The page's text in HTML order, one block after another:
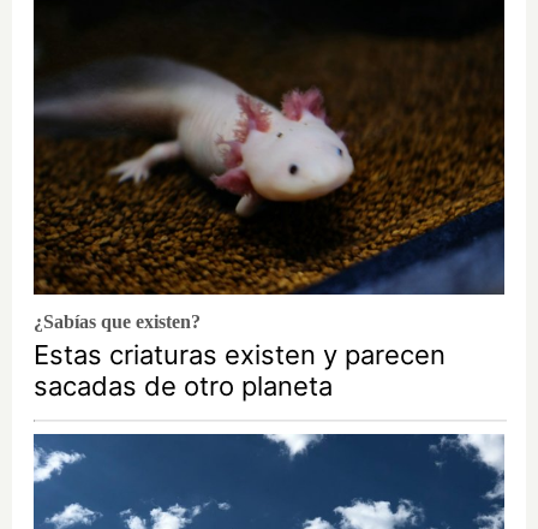
¿Sabías que existen?
Estas criaturas existen y parecen
sacadas de otro planeta